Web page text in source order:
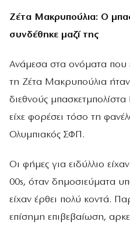
Ζέτα Μακρυπούλια: Ο
συνδέθηκε μαζί της
Ανάμεσα στα ονόματα που
τη Ζέτα Μακρυπούλια
διεθνούς
είχε φορέσει τόσο τη
Ολυμπιακός ΣΦΠ.
Οι φήμες για ειδύλλιο
00s, όταν δημοσιεύματα
είχαν έρθει πολύ κοντά.
επίσημη επιβεβαίωση,